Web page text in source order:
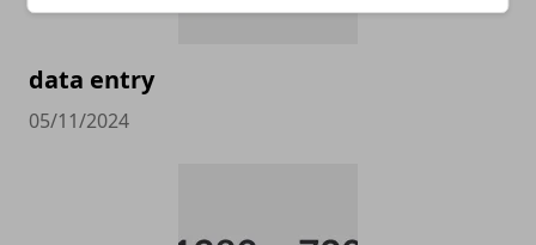
data entry
05/11/2024